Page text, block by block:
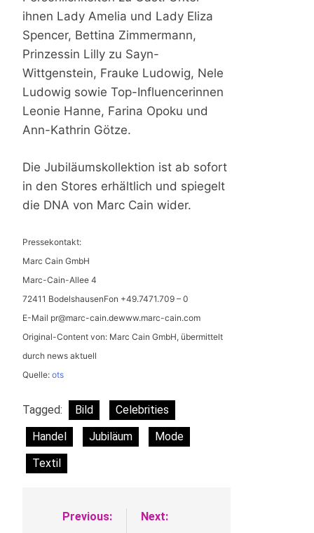
ihnen Lady Amelia und Lady Eliza
Spencer, Bettina Zimmermann,
Prinzessin Lilly zu Sayn-
Wittgenstein, Frauke Ludowig, Nele
Ludowig sowie Top-Influencerinnen
Leonie Hanne, Farina Opoku und
Ann-Kathrin Götze.
Die Jubiläumskollektion ist ab sofort
in den Stores erhältlich und spiegelt
die DNA von Marc Cain wider.
Pressekontakt:
Marc Cain GmbH
Marc-Cain-Allee 4
72411 BodelshausenFon +49.7471.709 – 0
E-Mail pr@marc-cain.dewww.marc-cain.com
Original-Content von: Marc Cain GmbH, übermittelt
durch news aktuell
Quelle: ots
Tagged: Bild
Celebrities
Handel
Jubiläum
Mode
Textil
Beitragsnavigation
Previous:
Next: